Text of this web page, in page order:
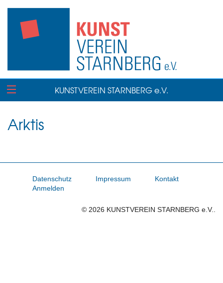
KUNSTVEREIN STARNBERG e.V.
Arktis
Datenschutz Impressum
Kontakt
Anmelden
© 2026 KUNSTVEREIN STARNBERG e.V..